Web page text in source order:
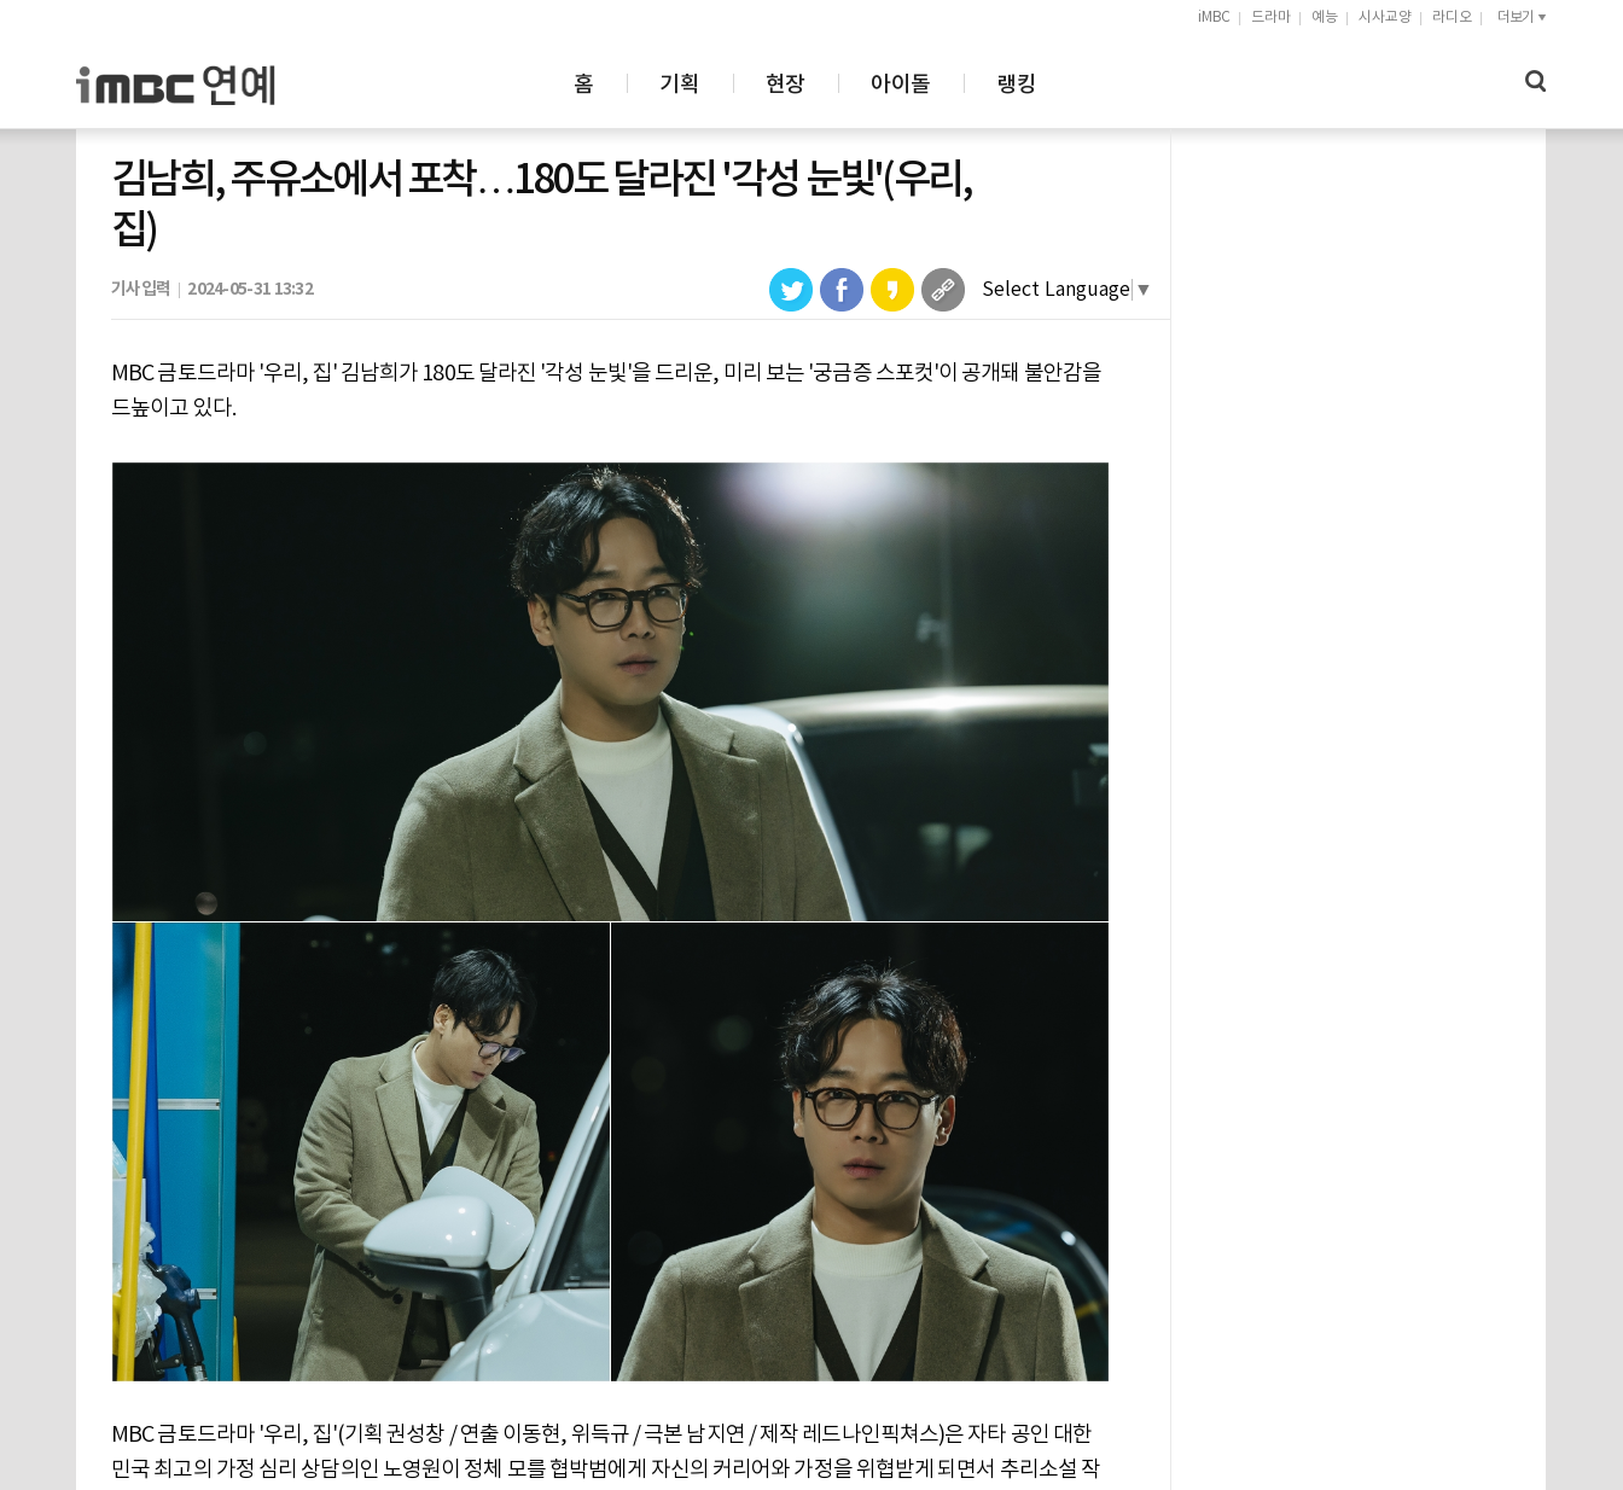
iMBC 드라마 예능 시사교양 라디오 더보기
홈 기획 현장 아이돌 랭킹
김남희, 주유소에서 포착…180도 달라진 '각성 눈빛'(우리,
집)
기사입력 2024-05-31 13:32 Select Language ▼
MBC 금토드라마 '우리, 집' 김남희가 180도 달라진 '각성 눈빛'을 드리운, 미리 보는 '궁금증 스포컷'이 공개돼 불안감을
드높이고 있다.
MBC 금토드라마 '우리, 집'(기획 권성창 / 연출 이동현, 위득규 / 극본 남지연 / 제작 레드나인픽쳐스)은 자타 공인 대한
민국 최고의 가정 심리 상담의인 노영원이 정체 모를 협박범에게 자신의 커리어와 가정을 위협받게 되면서 추리소설 작